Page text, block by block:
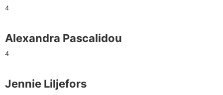
4
Alexandra Pascalidou
4
Jennie Liljefors